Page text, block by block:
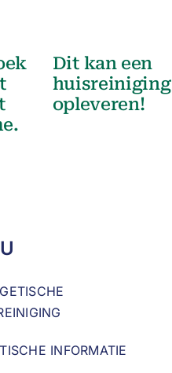
Dit kan een
huisreiniging
opleveren!
INFORMATIE